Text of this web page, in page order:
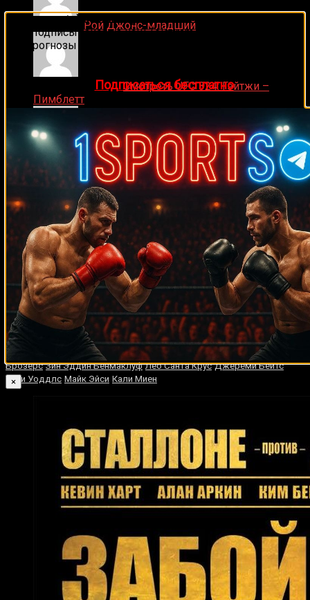
Рой Джонс-младший
Ляяляляляояо onСмотреть UFC 324: Гэйтжи –
Пимблетт
Medik on
Смотреть UFC 322 Делла Маддалена –
Махачев
Случайные боксеры
Карлос Монтеро Уго Пинеда Микки Уорд Энтони
Джонс Родольфо Виейра Тока Кан Клэри Дейвисон Фигейреду
Олег
Борисов Джесси Фергюсон Melissa Mullins Майрис Бриедис Рокки
Секорски Роберто Дюран
Педро Даниэль Франко
Жак Леблан Джош Гормли Мигель Мэтьюз Доминик Рейес
Терри
Андерсон Дуглас Отиено Аманда Лемос Ангело Нунез Эдди
Чемберс
Ник Мэннерс Кевин Дженкинс Энтони Кукс Одли Харрисон
Баррингтон Френсис Конжестина Ачиенг Антонио Тарвер Крейг
Ричардс
Диего Корралес Джонатан Крус Мухаммед Али
Дурмаз
Бранко Собот Лоренцо Канади Рей Домендж
Майк
Брозерс Зин Эддин Бенмаклуф Лео Санта Крус Джереми Бейтс
Тони Уоддлс Майк Эйси Кали Миен
🔥 Хочешь зарабатывать на спорте?
Подписывайся на наш Telegram-канал
прогнозы на единоборства и другие виды спорта
Подписаться бесплатно
×